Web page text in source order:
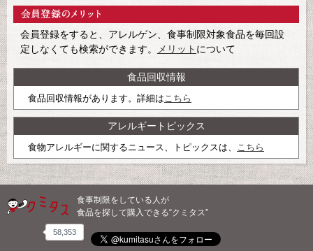
会員登録をすると、アレルゲン、食事制限対象食品を毎回設
定しなくても検索ができます。
メリット について
食品回収情報
食品回収情報があります。詳細はこちら
アレルギートピックス
食物アレルギーに関するニュース、トピックスは、 こちら
食事制限をしている人が
食品を探して購入できる“クミタス”
58,353